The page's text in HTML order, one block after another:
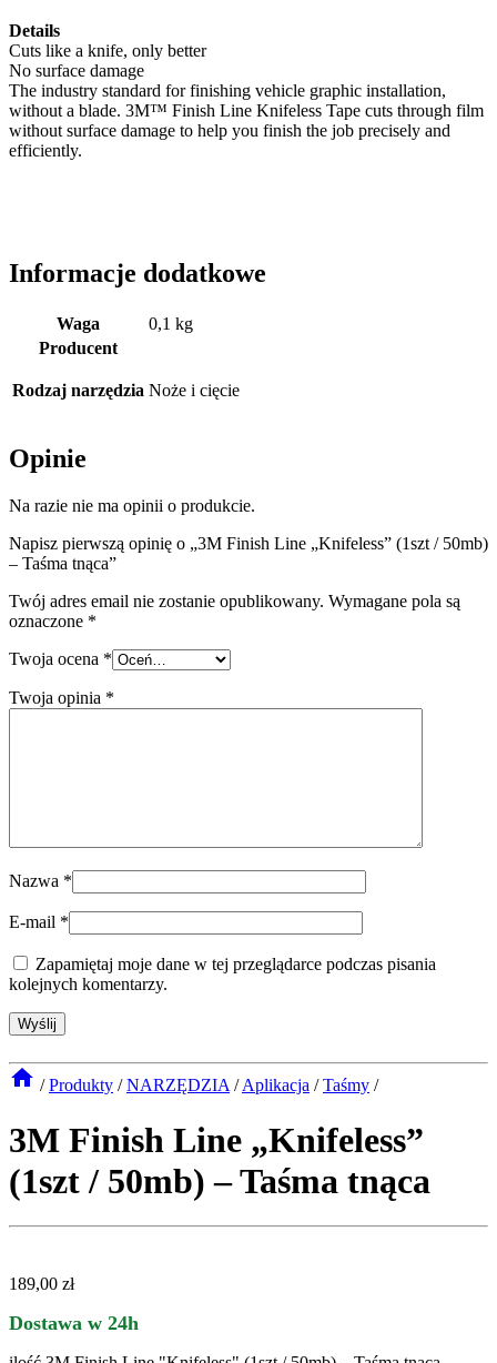
Details
Cuts like a knife, only better
No surface damage
The industry standard for finishing vehicle graphic installation,
without a blade. 3M™ Finish Line Knifeless Tape cuts through film
without surface damage to help you finish the job precisely and
efficiently.
Informacje dodatkowe
Waga
0,1 kg
Producent
Rodzaj narzędzia Noże i cięcie
Opinie
Na razie nie ma opinii o produkcie.
Napisz pierwszą opinię o „3M Finish Line „Knifeless” (1szt / 50mb)
– Taśma tnąca”
Twój adres email nie zostanie opublikowany. Wymagane pola są
oznaczone *
Twoja ocena *
Twoja opinia *
Nazwa *
E-mail *
Zapamiętaj moje dane w tej przeglądarce podczas pisania
kolejnych komentarzy.
/ Produkty / NARZĘDZIA / Aplikacja / Taśmy /
3M Finish Line „Knifeless”
(1szt / 50mb) – Taśma tnąca
189,00 zł
Dostawa w 24h